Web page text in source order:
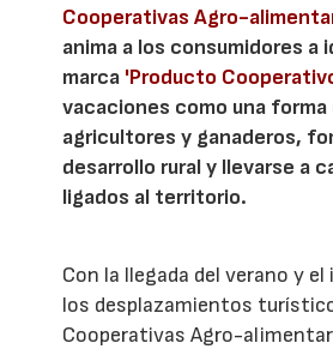
Cooperativas Agro-
anima a los consumidores a
marca 'Producto
vacaciones como una forma
agricultores y ganaderos,
desarrollo rural y llevarse a
ligados al territorio.
Con la llegada del verano y
los desplazamientos
Cooperativas Agro-